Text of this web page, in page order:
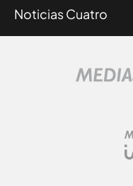
Noticias Cuatro